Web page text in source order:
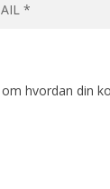
hvordan din